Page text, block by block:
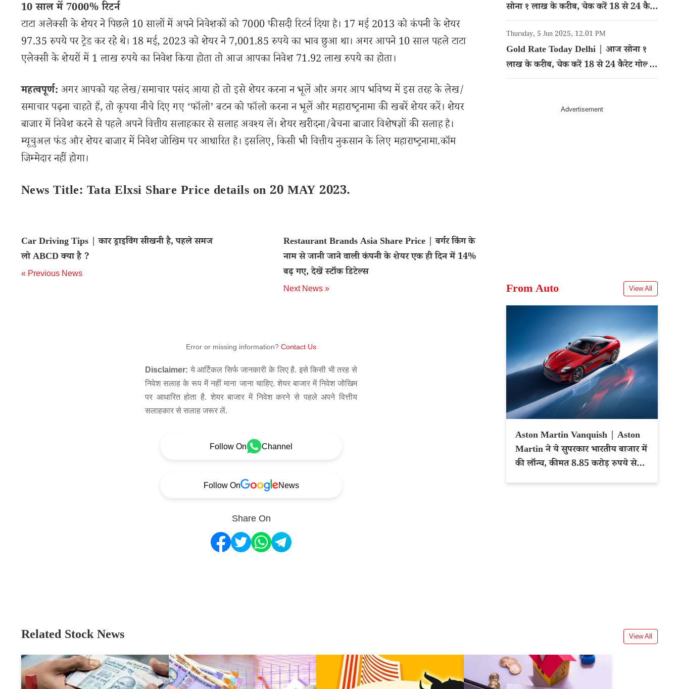
10 साल में 7000% रिटर्न
टाटा अलेक्सी के शेयर ने पिछले 10 सालों में अपने निवेशकों को 7000 फीसदी रिटर्न दिया है। 17 मई 2013 को कंपनी के शेयर
97.35 रुपये पर ट्रेड कर रहे थे। 18 मई, 2023 को शेयर ने 7,001.85 रुपये का भाव छुआ था। अगर आपने 10 साल पहले टाटा
एलेक्सी के शेयरों में 1 लाख रुपये का निवेश किया होता तो आज आपका निवेश 71.92 लाख रुपये का होता।
महत्वपूर्ण: अगर आपको यह लेख/समाचार पसंद आया हो तो इसे शेयर करना न भूलें और अगर आप भविष्य में इस तरह के लेख/
समाचार पढ़ना चाहते हैं, तो कृपया नीचे दिए गए ‘फॉलो’ बटन को फॉलो करना न भूलें और महाराष्ट्रनामा की खबरें शेयर करें। शेयर
बाजार में निवेश करने से पहले अपने वित्तीय सलाहकार से सलाह अवश्य लें। शेयर खरीदना/बेचना बाजार विशेषज्ञों की सलाह है।
म्यूचुअल फंड और शेयर बाजार में निवेश जोखिम पर आधारित है। इसलिए, किसी भी वित्तीय नुकसान के लिए महाराष्ट्रनामा.कॉम
जिम्मेदार नहीं होगा।
News Title: Tata Elxsi Share Price details on 20 MAY 2023.
Car Driving Tips | कार ड्राइविंग सीखनी है, पहले समज
लो ABCD क्या है ?
« Previous News
Restaurant Brands Asia Share Price | बर्गर किंग के
नाम से जानी जाने वाली कंपनी के शेयर एक ही दिन में 14%
बढ़ गए, देखें स्टॉक डिटेल्स
Next News »
Error or missing information? Contact Us
Disclaimer: ये आर्टिकल सिर्फ जानकारी के लिए है. इसे किसी भी तरह से
निवेश सलाह के रूप में नहीं माना जाना चाहिए. शेयर बाजार में निवेश जोखिम
पर आधारित होता है. शेयर बाजार में निवेश करने से पहले अपने वित्तीय
सलाहकार से सलाह जरूर लें.
Follow On Channel
Follow On News
Share On
सोना १ लाख के करीब, चेक करें 18 से 24 कैरेट
गोल्ड का रेट
Thursday, 5 Jun 2025, 12.01 PM
Gold Rate Today Delhi | आज सोना १
लाख के करीब, चेक करें 18 से 24 कैरेट गोल्ड
का रेट
From Auto View All
Aston Martin Vanquish | Aston
Martin ने ये सुपरकार भारतीय बाजार में
की लॉन्च, कीमत 8.85 करोड़ रुपये से
Related Stock News View All